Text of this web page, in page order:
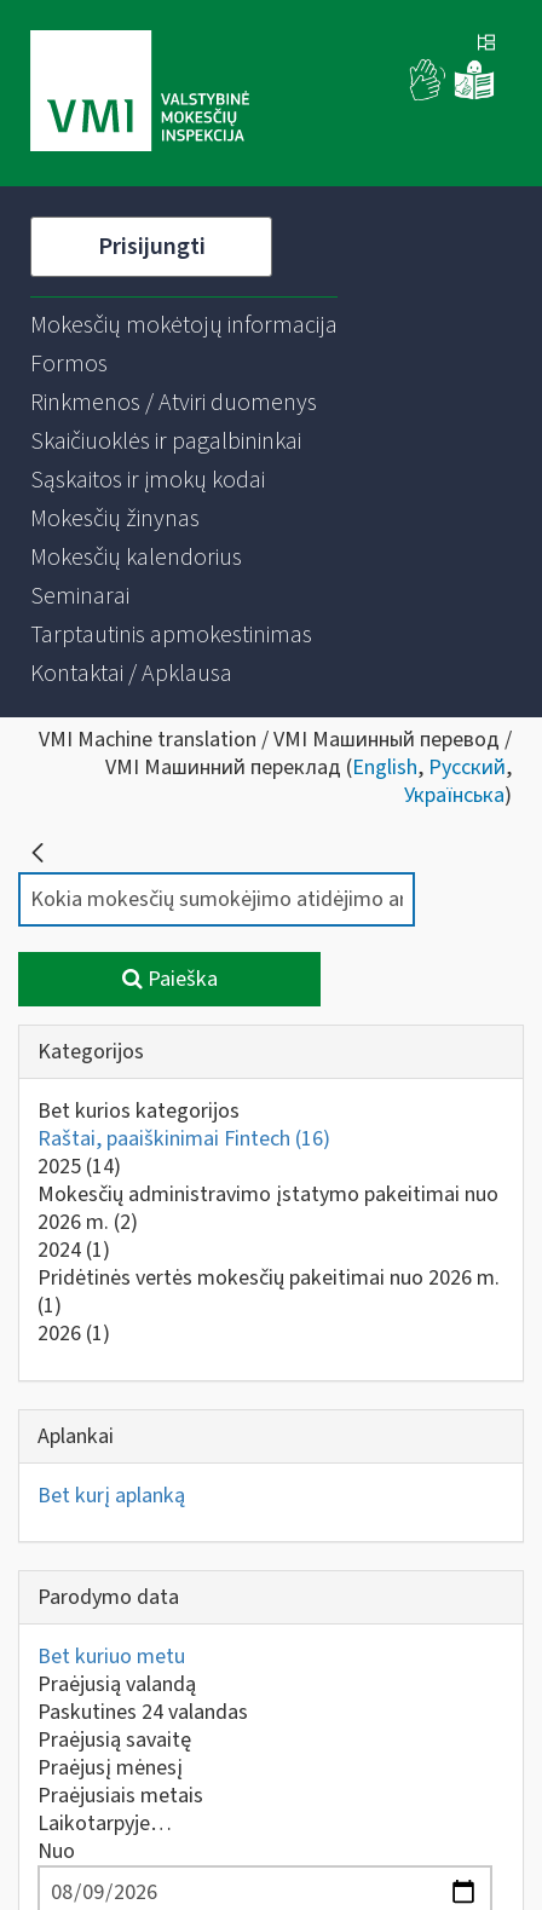
Prisijungti
Mokesčių mokėtojų informacija
Formos
Rinkmenos / Atviri duomenys
Skaičiuoklės ir pagalbininkai
Sąskaitos ir įmokų kodai
Mokesčių žinynas
Mokesčių kalendorius
Seminarai
Tarptautinis apmokestinimas
Kontaktai / Apklausa
VMI Machine translation / VMI Машинный перевод /
VMI Машинний переклад (English, Русский,
Українська)
Paieška
Kategorijos
Bet kurios kategorijos
Raštai, paaiškinimai Fintech (16)
2025 (14)
Mokesčių administravimo įstatymo pakeitimai nuo
2026 m. (2)
2024 (1)
Pridėtinės vertės mokesčių pakeitimai nuo 2026 m.
(1)
2026 (1)
Aplankai
Bet kurį aplanką
Parodymo data
Bet kuriuo metu
Praėjusią valandą
Paskutines 24 valandas
Praėjusią savaitę
Praėjusį mėnesį
Praėjusiais metais
Laikotarpyje…
Nuo